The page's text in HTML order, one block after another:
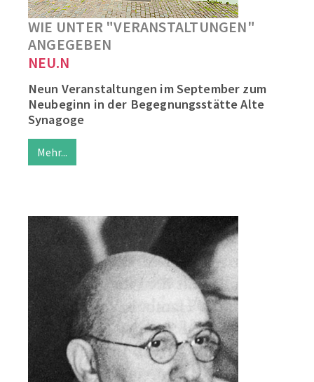
WIE UNTER "VERANSTALTUNGEN"
ANGEGEBEN
NEU.N
Neun Veranstaltungen im September zum
Neubeginn in der Begegnungsstätte Alte
Synagoge
Mehr...